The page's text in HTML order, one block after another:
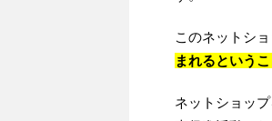
このネットシ
まれるという
ネットショッ